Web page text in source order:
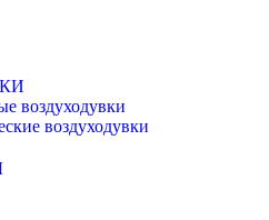
воздуходувки
воздуходувки